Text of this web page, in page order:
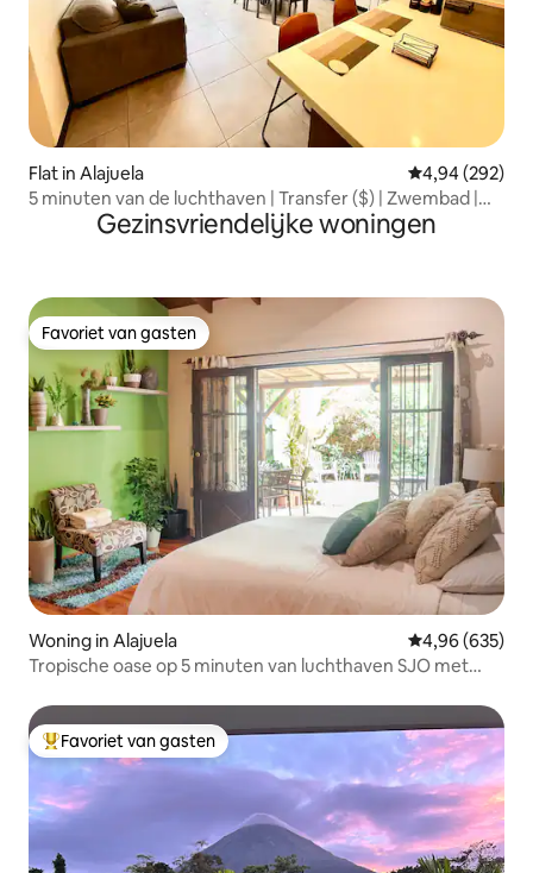
Flat in Alajuela Gemiddelde
4,94 (292)
5 minuten van de luchthaven | Transfer ($) | Zwembad |
Gezinsvriendelijke woningen
Favoriet van gasten
Favoriet van gasten
Woning in Alajuela Gemiddelde
4,96 (635)
Tropische oase op 5 minuten van luchthaven SJO met
Topfavoriet van gasten
Favoriet van gasten